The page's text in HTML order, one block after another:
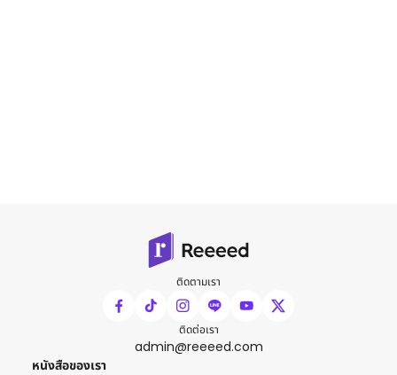
ติดตามเรา
ติดต่อเรา
admin@reeeed.com
หนังสือของเรา